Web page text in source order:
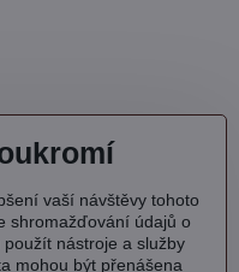
vaší návštěvy tohoto
shromažďování údajů o
nástroje a služby
mohou být přenášena